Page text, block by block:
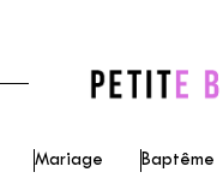
Mariage Baptême